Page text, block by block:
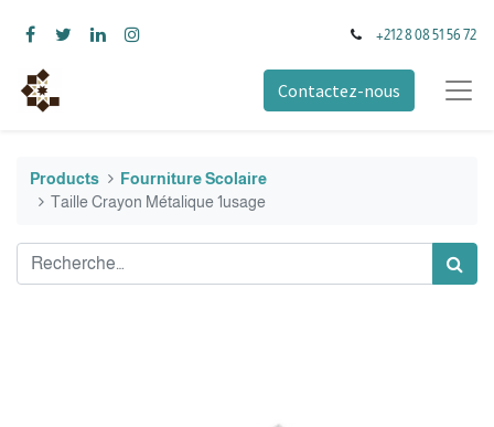
+212 8 08 51 56 72
Contactez-nous
Products
Fourniture Scolaire
Taille Crayon Métalique 1usage